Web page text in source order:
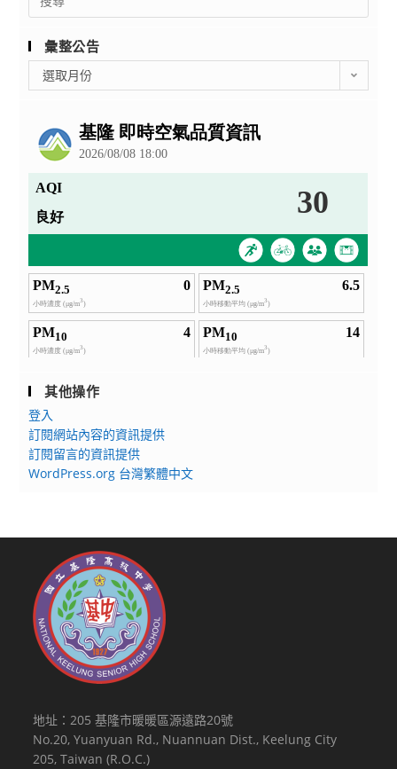
for:
彙整公告
整
選取月份
其他操作
登入
訂閱網站內容的資訊提供
訂閱留言的資訊提供
WordPress.org 台灣繁體中文
地址：205 基隆市暖暖區源遠路20號
No.20, Yuanyuan Rd., Nuannuan Dist., Keelung City
205, Taiwan (R.O.C.)